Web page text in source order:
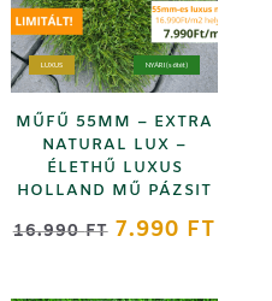
CURRENT
LUXUS NYÁRI (sötét)
MŰFŰ 55MM – EXTRA
NATURAL LUX –
ÉLETHŰ LUXUS
HOLLAND MŰ PÁZSIT
16.990FT ORIGINAL
7.990 FT